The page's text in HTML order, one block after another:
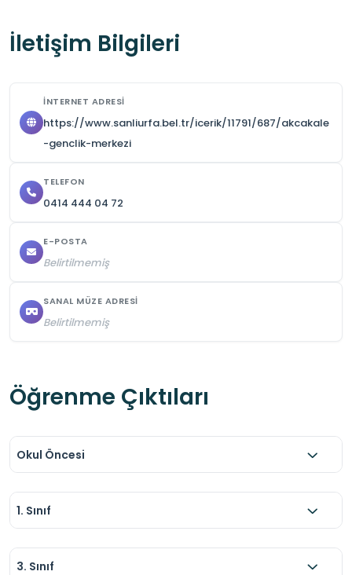
İletişim Bilgileri
İNTERNET ADRESI
https://www.sanliurfa.bel.tr/icerik/11791/687/akcakale
-genclik-merkezi
TELEFON
0414 444 04 72
E-POSTA
Belirtilmemiş
SANAL MÜZE ADRESI
Belirtilmemiş
Öğrenme Çıktıları
Okul Öncesi
1. Sınıf
3. Sınıf